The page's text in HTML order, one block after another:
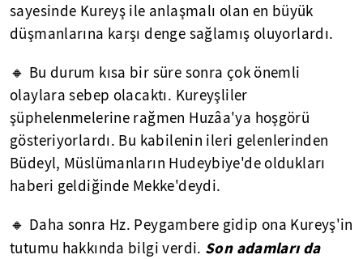
sayesinde Kureyş ile anlaşmalı olan en büyük
düşmanlarına karşı denge sağlamış oluyorlardı.
🔸 Bu durum kısa bir süre sonra çok önemli
olaylara sebep olacaktı. Kureyşliler
şüphelenmelerine rağmen Huzâa'ya hoşgörü
gösteriyorlardı. Bu kabilenin ileri gelenlerinden
Büdeyl, Müslümanların Hudeybiye'de oldukları
haberi geldiğinde Mekke'deydi.
🔸 Daha sonra Hz. Peygambere gidip ona Kureyş'in
tutumu hakkında bilgi verdi. Son adamları da